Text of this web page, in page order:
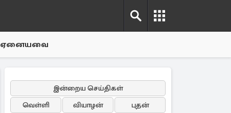
ஏனையவை
இன்றைய செய்திகள்
வெள்ளி
வியாழன்
புதன்